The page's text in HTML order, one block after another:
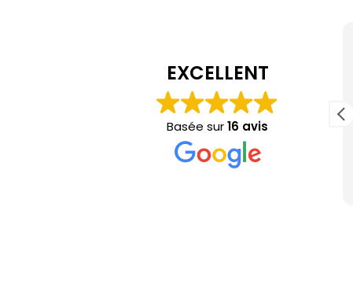
EXCELLENT
Basée sur16 avis
Un grand merci pour le magnifique bibi,
réalisé exactement dans les couleurs que je
souhaitais pour un mariage. Un travail
sérieux. Je recommande.